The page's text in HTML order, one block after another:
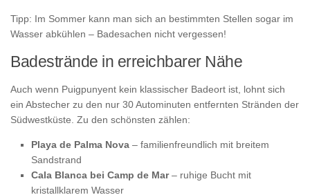
Tipp: Im Sommer kann man sich an bestimmten Stellen sogar im
Wasser abkühlen – Badesachen nicht vergessen!
Badestrände in erreichbarer Nähe
Auch wenn Puigpunyent kein klassischer Badeort ist, lohnt sich
ein Abstecher zu den nur 30 Autominuten entfernten Stränden der
Südwestküste. Zu den schönsten zählen:
Playa de Palma Nova – familienfreundlich mit breitem
Sandstrand
Cala Blanca bei Camp de Mar– ruhige Bucht mit
kristallklarem Wasser